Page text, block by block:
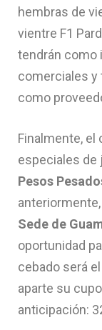
hembras de
vientre F1
tendrán como
comerciales y
como
Finalmente, el
especiales de
Pesos
Sede de
oportunidad
cebado será el
aparte su
anticipación: